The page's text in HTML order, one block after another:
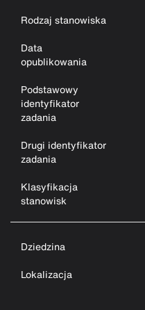
Rodzaj stanowiska
Data
opublikowania
Podstawowy
identyfikator
zadania
Drugi identyfikator
zadania
Klasyfikacja
stanowisk
Dziedzina
Lokalizacja